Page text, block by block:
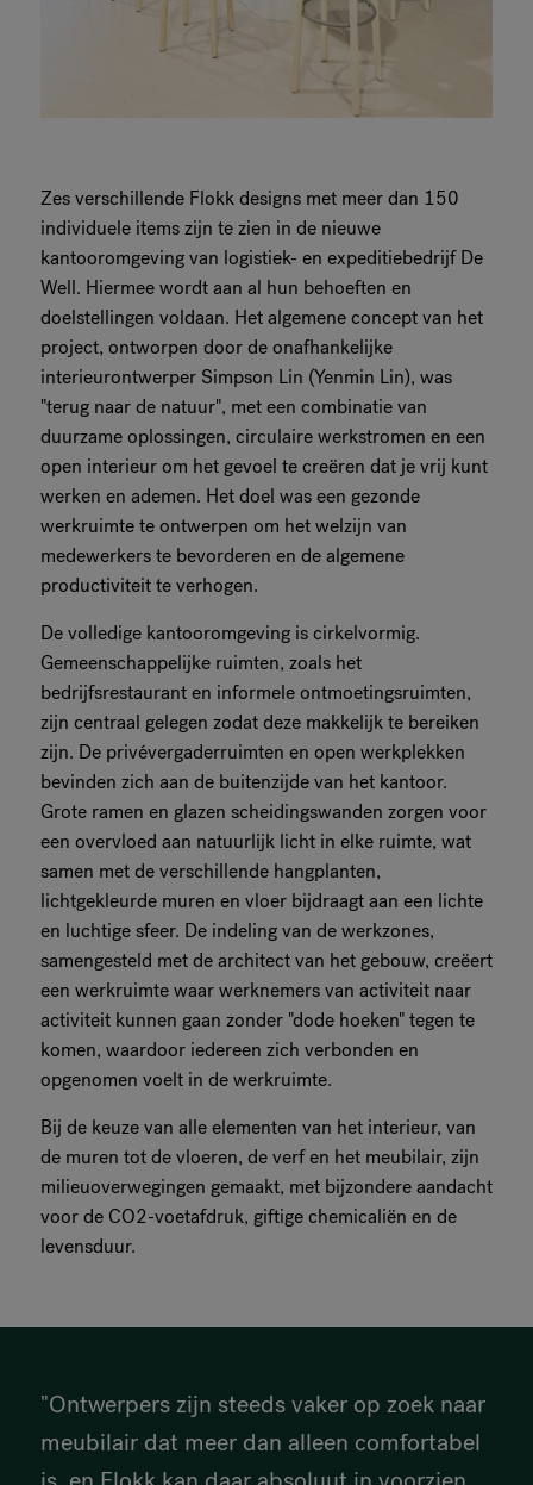
Zes verschillende Flokk designs met meer dan 150
individuele items zijn te zien in de nieuwe
kantooromgeving van logistiek- en expeditiebedrijf De
Well. Hiermee wordt aan al hun behoeften en
doelstellingen voldaan. Het algemene concept van het
project, ontworpen door de onafhankelijke
interieurontwerper Simpson Lin (Yenmin Lin), was
"terug naar de natuur", met een combinatie van
duurzame oplossingen, circulaire werkstromen en een
open interieur om het gevoel te creëren dat je vrij kunt
werken en ademen. Het doel was een gezonde
werkruimte te ontwerpen om het welzijn van
medewerkers te bevorderen en de algemene
productiviteit te verhogen.
De volledige kantooromgeving is cirkelvormig.
Gemeenschappelijke ruimten, zoals het
bedrijfsrestaurant en informele ontmoetingsruimten,
zijn centraal gelegen zodat deze makkelijk te bereiken
zijn. De privévergaderruimten en open werkplekken
bevinden zich aan de buitenzijde van het kantoor.
Grote ramen en glazen scheidingswanden zorgen voor
een overvloed aan natuurlijk licht in elke ruimte, wat
samen met de verschillende hangplanten,
lichtgekleurde muren en vloer bijdraagt aan een lichte
en luchtige sfeer. De indeling van de werkzones,
samengesteld met de architect van het gebouw, creëert
een werkruimte waar werknemers van activiteit naar
activiteit kunnen gaan zonder "dode hoeken" tegen te
komen, waardoor iedereen zich verbonden en
opgenomen voelt in de werkruimte.
Bij de keuze van alle elementen van het interieur, van
de muren tot de vloeren, de verf en het meubilair, zijn
milieuoverwegingen gemaakt, met bijzondere aandacht
voor de CO2-voetafdruk, giftige chemicaliën en de
levensduur.
"Ontwerpers zijn steeds vaker op zoek naar
meubilair dat meer dan alleen comfortabel